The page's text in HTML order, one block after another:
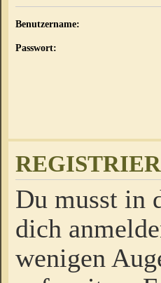
Benutzername:
Passwort:
Du musst in
dich
wenigen